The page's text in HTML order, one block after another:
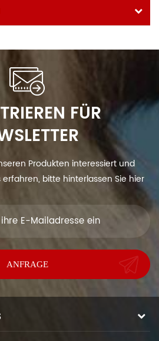
FÜR
Produkten interessiert und
bitte hinterlassen Sie hier